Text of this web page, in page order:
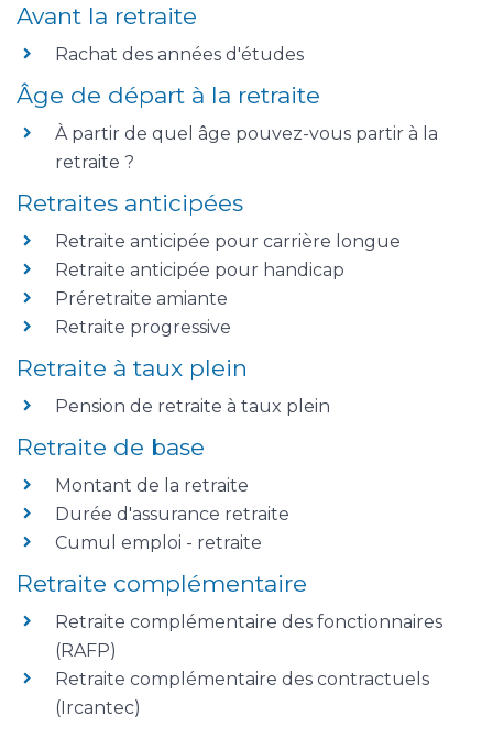
Avant la retraite
Rachat des années d'études
Âge de départ à la retraite
À partir de quel âge pouvez-vous partir à la
retraite ?
Retraites anticipées
Retraite anticipée pour carrière longue
Retraite anticipée pour handicap
Préretraite amiante
Retraite progressive
Retraite à taux plein
Pension de retraite à taux plein
Retraite de base
Montant de la retraite
Durée d'assurance retraite
Cumul emploi - retraite
Retraite complémentaire
Retraite complémentaire des fonctionnaires
(RAFP)
Retraite complémentaire des contractuels
(Ircantec)